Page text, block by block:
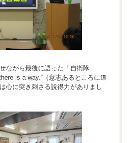
ながら最後に語った「自衛隊
is a way.”（意志あるところに道
心に突き刺さる説得力がありまし